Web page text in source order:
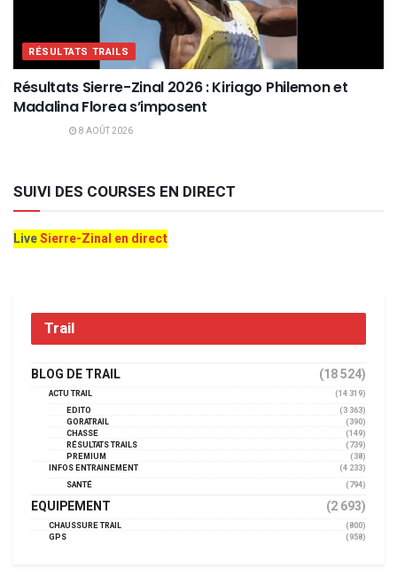
RÉSULTATS TRAILS
Résultats Sierre-Zinal 2026 : Kiriago Philemon et
Madalina Florea s’imposent
8 AOÛT 2026
SUIVI DES COURSES EN DIRECT
LiveSierre-Zinal en direct
Trail
BLOG DE TRAIL (18 524)
ACTU TRAIL
(14 319)
EDITO
(3 363)
GORATRAIL
(390)
CHASSE
(149)
RÉSULTATS TRAILS
(739)
PREMIUM
(38)
INFOS ENTRAINEMENT
(4 233)
SANTÉ
(794)
EQUIPEMENT (2 693)
CHAUSSURE TRAIL
(800)
GPS
(958)